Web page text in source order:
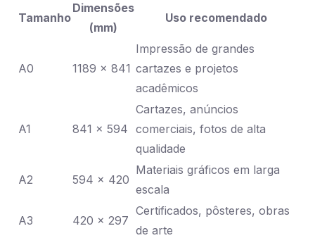
Tamanho
Dimensões
(mm)
Uso recomendado
A0 1189 x 841
Impressão de grandes
cartazes e projetos
acadêmicos
A1 841 x 594
Cartazes, anúncios
comerciais, fotos de alta
qualidade
A2 594 x 420
Materiais gráficos em larga
escala
A3 420 x 297
Certificados, pôsteres, obras
de arte